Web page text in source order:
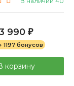
990 ₽
1197 бонусов
корзину